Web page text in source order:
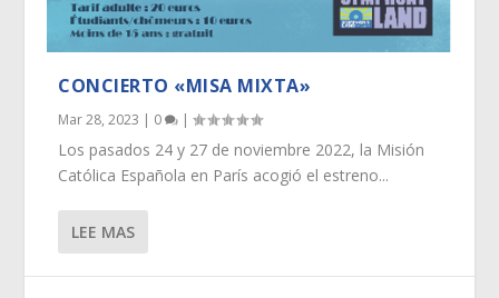
CONCIERTO «MISA MIXTA»
Mar 28, 2023 | 0 |
Los pasados 24 y 27 de noviembre 2022, la Misión
Católica Española en París acogió el estreno...
LEE MAS